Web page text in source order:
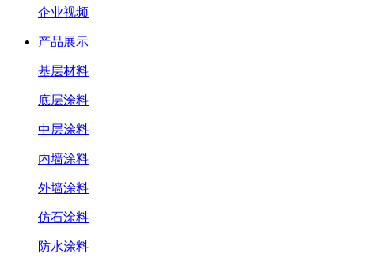
企业视频
产品展示
基层材料
底层涂料
中层涂料
内墙涂料
外墙涂料
仿石涂料
防水涂料